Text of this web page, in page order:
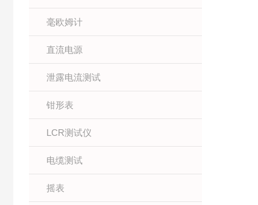
毫欧姆计
直流电源
泄露电流测试
钳形表
LCR测试仪
电缆测试
摇表